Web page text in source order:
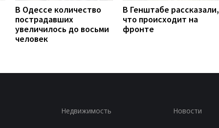
В Одессе количество
пострадавших
увеличилось до восьми
человек
В Генштабе рассказали,
что происходит на
фронте
Недвижимость Новости